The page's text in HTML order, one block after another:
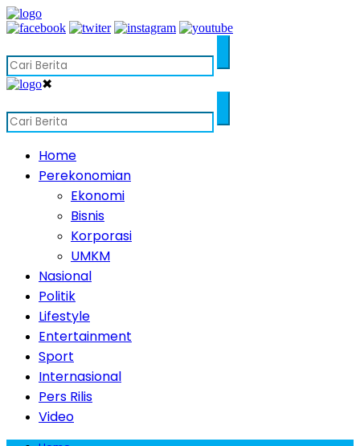
✖
Home
Perekonomian
Ekonomi
Bisnis
Korporasi
UMKM
Nasional
Politik
Lifestyle
Entertainment
Sport
Internasional
Pers Rilis
Video